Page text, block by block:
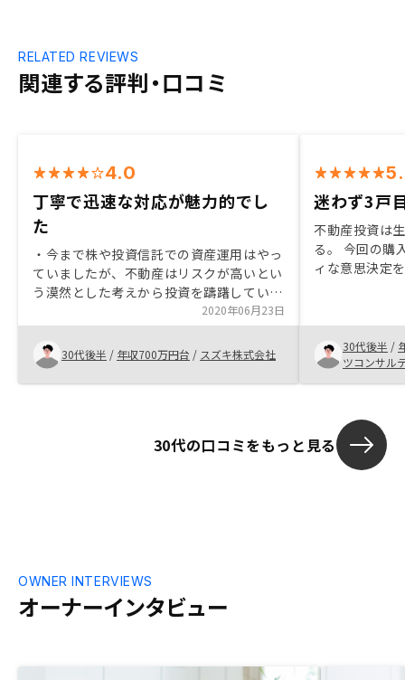
関連する評判・口コミ
RELATED REVIEWS
4.0
丁寧で迅速な対応が魅力的でし
た
・今まで株や投資信託での資産運用はやっ
ていましたが、不動産はリスクが高いとい
う漠然とした考えから投資を躊躇していま
した。しかし、エージェントの方の詳しい
説明を聞くことで、RENOSYを通じた投資
が本業に支障を与えることなく、リスクも
許容範囲内である事がわかり、投資するに
至りました。RENOSYの不動産情報の収集
め、各種ローンなど作成書類の多さは覚悟
たと思います。
2020年06月23日
30代後半 / 年収700万円台 / スズキ株式会社
迷わず3戸
不動産投資は
る。 今回の購
ィな意思決定
や信頼関係の
ている。30代後半 /
ツコンサル
30代の口コミをもっと見る
オーナーインタビュー
OWNER INTERVIEWS